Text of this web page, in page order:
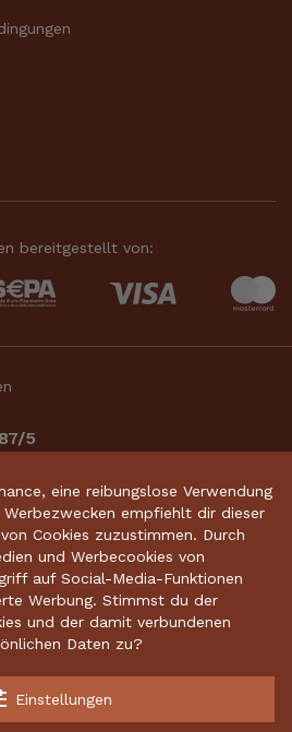
bereitgestellt von:
5
auf 2633bewertungen.
• Gartenkeramik •
• Keramikhäuser
ab 70 €
eine reibungslose Verwendung
empfiehlt dir dieser
Cookies zuzustimmen. Durch
und Werbecookies von
auf Social-Media-Funktionen
Werbung. Stimmst du der
und der damit verbundenen
Daten zu?
Einstellungen